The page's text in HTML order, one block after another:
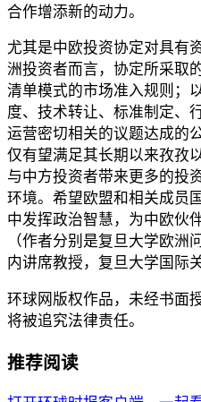
合作增添新的动力。
尤其是中欧投资协定对具有
洲投资者而言，协定所采取
清单模式的市场准入规则；
度、技术转让、标准制定、
运营密切相关的议题达成的
仅有望满足其长期以来孜孜
与中方投资者带来更多的投
环境。希望欧盟和相关成员
中发挥政治智慧，为中欧伙
（作者分别是复旦大学欧洲
内讲席教授，复旦大学国际
环球网版权作品，未经书面
将被追究法律责任。
推荐阅读